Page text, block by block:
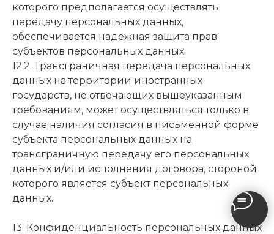
которого предполагается осуществлять
передачу персональных данных,
обеспечивается надежная защита прав
субъектов персональных данных.
12.2. Трансграничная передача персональных
данных на территории иностранных
государств, не отвечающих вышеуказанным
требованиям, может осуществляться только в
случае наличия согласия в письменной форме
субъекта персональных данных на
трансграничную передачу его персональных
данных и/или исполнения договора, стороной
которого является субъект персональных
данных.
13. Конфиденциальность персональных данных